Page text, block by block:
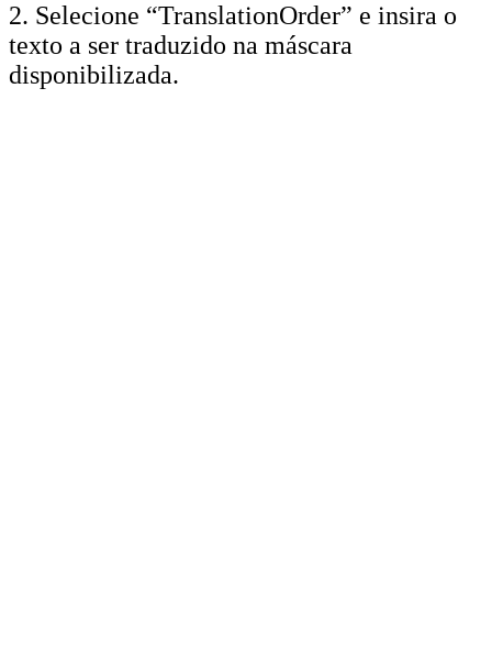
2. Selecione “TranslationOrder” e insira o
texto a ser traduzido na máscara
disponibilizada.